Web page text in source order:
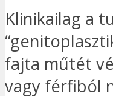
Klinikailag a
fajta műtét
vagy férfiból